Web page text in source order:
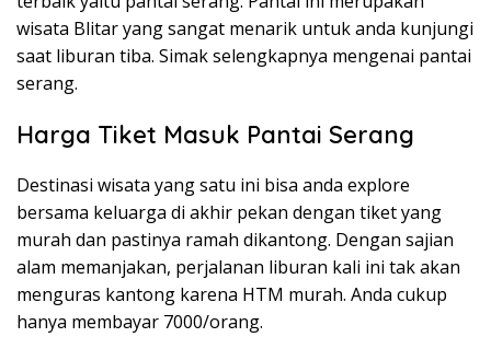
wisata Blitar yang sangat menarik untuk anda kunjungi
saat liburan tiba. Simak selengkapnya mengenai pantai
serang.
Harga Tiket Masuk Pantai Serang
Destinasi wisata yang satu ini bisa anda explore
bersama keluarga di akhir pekan dengan tiket yang
murah dan pastinya ramah dikantong. Dengan sajian
alam memanjakan, perjalanan liburan kali ini tak akan
menguras kantong karena HTM murah. Anda cukup
hanya membayar 7000/orang.